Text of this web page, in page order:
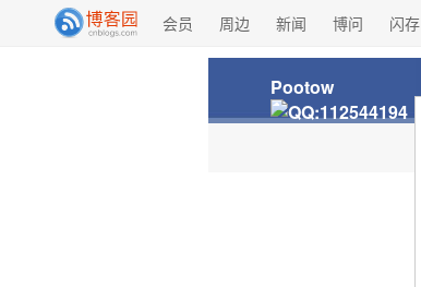
会员 周边 新闻 博问 闪存
Pootow